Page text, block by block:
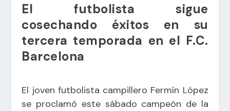
El futbolista sigue
cosechando éxitos en su
tercera temporada en el F.C.
Barcelona
El joven futbolista campillero Fermín López
se proclamó este sábado campeón de la